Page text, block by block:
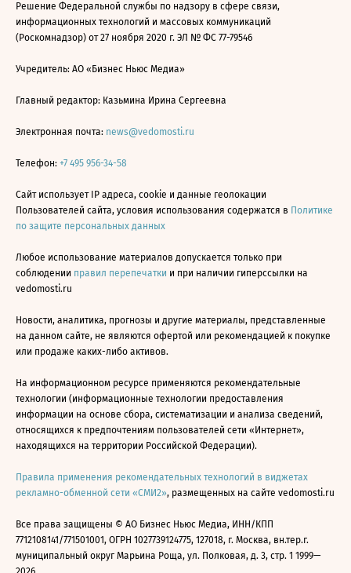
Решение Федеральной службы по надзору в сфере связи,
информационных технологий и массовых коммуникаций
(Роскомнадзор) от 27 ноября 2020 г. ЭЛ № ФС 77-79546
Учредитель: АО «Бизнес Ньюс Медиа»
Главный редактор: Казьмина Ирина Сергеевна
Электронная почта: news@vedomosti.ru
Телефон: +7 495 956-34-58
Сайт использует IP адреса, cookie и данные геолокации
Пользователей сайта, условия использования содержатся в Политике
по защите персональных данных
Любое использование материалов допускается только при
соблюдении правил перепечатки и при наличии гиперссылки на
vedomosti.ru
Новости, аналитика, прогнозы и другие материалы, представленные
на данном сайте, не являются офертой или рекомендацией к покупке
или продаже каких-либо активов.
На информационном ресурсе применяются рекомендательные
технологии (информационные технологии предоставления
информации на основе сбора, систематизации и анализа сведений,
относящихся к предпочтениям пользователей сети «Интернет»,
находящихся на территории Российской Федерации).
Правила применения рекомендательных технологий в виджетах
рекламно-обменной сети «СМИ2», размещенных на сайте vedomosti.ru
Все права защищены © АО Бизнес Ньюс Медиа, ИНН/КПП
7712108141/771501001, ОГРН 1027739124775, 127018, г. Москва, вн.тер.г.
муниципальный округ Марьина Роща, ул. Полковая, д. 3, стр. 1 1999—